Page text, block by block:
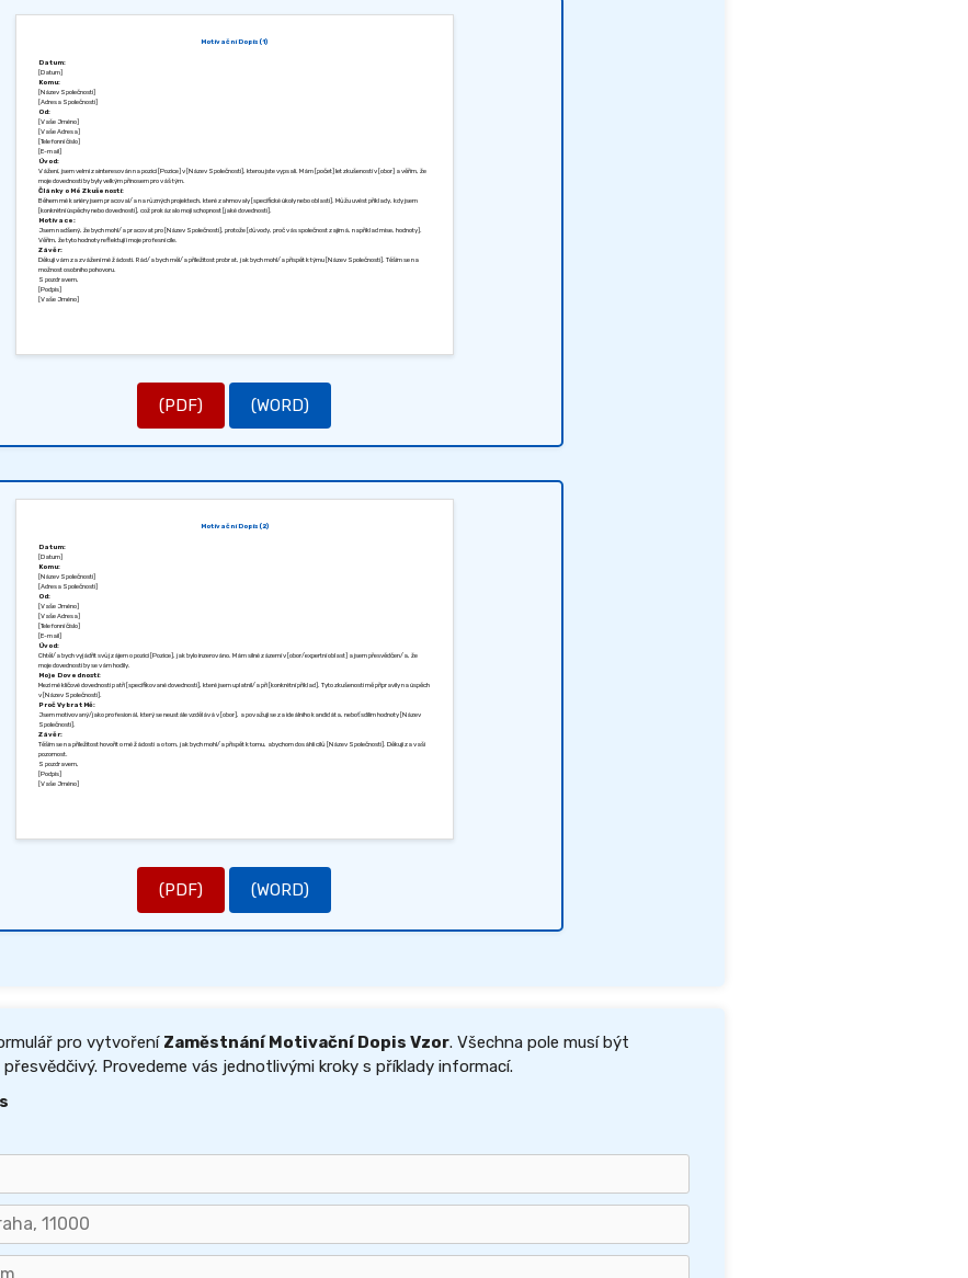
Motivační Dopis (1)
Datum:
[Datum]
Komu:
[Název Společnosti]
[Adresa Společnosti]
Od:
[Vaše Jméno]
[Vaše Adresa]
[Telefonní číslo]
[E-mail]
Úvod:
Vážení, jsem velmi zainteresován na pozici [Pozice] v [Název Společnosti], kterou jste vypsali. Mám [počet] let zkušeností v [obor] a věřím, že
moje dovednosti by byly velkým přínosem pro váš tým.
Články o Mé Zkušenosti:
Během mé kariéry jsem pracoval/a na různých projektech, které zahrnovaly [specifické úkoly nebo oblasti]. Můžu uvést příklady, kdy jsem
[konkrétní úspěchy nebo dovednosti], což prokázalo moji schopnost [jaké dovednosti].
Motivace:
Jsem nadšený, že bych mohl/a pracovat pro [Název Společnosti], protože [důvody, proč vás společnost zajímá, například mise, hodnoty].
Věřím, že tyto hodnoty reflektují i moje profesní cíle.
Závěr:
Děkuji vám za zvážení mé žádosti. Rád/a bych měl/a příležitost probrat, jak bych mohl/a přispět k týmu [Název Společnosti]. Těším se na
možnost osobního pohovoru.
S pozdravem,
[Podpis]
[Vaše Jméno]
(PDF) (WORD)
Motivační Dopis (2)
Datum:
[Datum]
Komu:
[Název Společnosti]
[Adresa Společnosti]
Od:
[Vaše Jméno]
[Vaše Adresa]
[Telefonní číslo]
[E-mail]
Úvod:
Chtěl/a bych vyjádřit svůj zájem o pozici [Pozice], jak bylo inzerováno. Mám silné zázemí v [obor/expertní oblast] a jsem přesvědčen/a, že
moje dovednosti by se vám hodily.
Moje Dovednosti:
Mezi mé klíčové dovednosti patří [specifikované dovednosti], které jsem uplatnil/a při [konkrétní příklad]. Tyto zkušenosti mě připravily na úspěch
v [Název Společnosti].
Proč Vybrat Mě:
Jsem motivovaný/jako profesionál, který se neustále vzdělává v [obor], a považuji se za ideálního kandidáta, neboť sdílím hodnoty [Název
Společnosti].
Závěr:
Těším se na příležitost hovořit o mé žádosti a o tom, jak bych mohl/a přispět k tomu, abychom dosáhli cílů [Název Společnosti]. Děkuji za vaši
pozornost.
S pozdravem,
[Podpis]
[Vaše Jméno]
(PDF) (WORD)
pro vytvoření Zaměstnání Motivační Dopis Vzor. Všechna pole musí být
Provedeme vás jednotlivými kroky s příklady informací.